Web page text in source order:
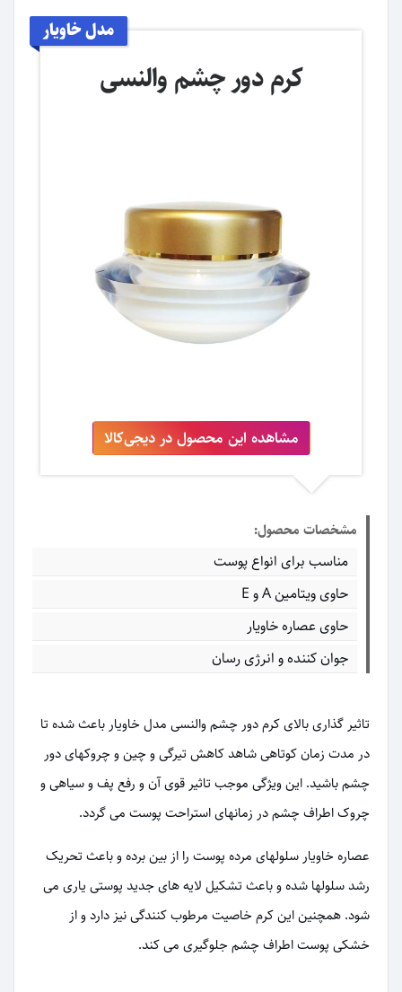
مدل خاویار
کرم دور چشم والنسی
مشاهده این محصول در دیجی‌کالا
مشخصات محصول:
مناسب برای انواع پوست
حاوی ویتامین A و E
حاوی عصاره خاویار
جوان کننده و انرژی رسان
تاثیر گذاری بالای کرم دور چشم والنسی مدل خاویار باعث شده تا
در مدت زمان کوتاهی شاهد کاهش تیرگی و چین و چروکهای دور
چشم باشید. این ویژگی موجب تاثیر قوی آن و رفع پف و سیاهی و
چروک اطراف چشم در زمانهای استراحت پوست می گردد.
عصاره خاویار سلولهای مرده پوست را از بین برده و باعث تحریک
رشد سلولها شده و باعث تشکیل لایه های جدید پوستی یاری می
شود. همچنین این کرم خاصیت مرطوب کنندگی نیز دارد و از
خشکی پوست اطراف چشم جلوگیری می کند.